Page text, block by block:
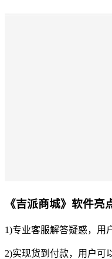
《吉派商城》软件亮
1)专业客服解答疑惑，用
2)实现货到付款，用户可